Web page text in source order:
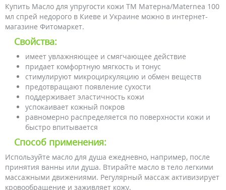
Купить Масло для упругости кожи ТМ Матерна/Maternea 100
мл спрей недорого в Киеве и Украине можно в интернет-
магазине Фитомаркет.
Свойства:
имеет увлажняющее и смягчающее действие
придает комфортную мягкость и тонус
стимулируют микроциркуляцию и обмен веществ
предотвращают появление сухости
поддерживает эластичность кожи
успокаивает кожный покров
равномерно распределяется по поверхности кожи и
быстро впитывается
Способ применения:
Используйте масло для душа ежедневно, например, после
принятия ванны или душа. Втирайте масло в тело легкими
массажными движениями. Регулярный массаж активизирует
кровообращение и заживляет кожу.